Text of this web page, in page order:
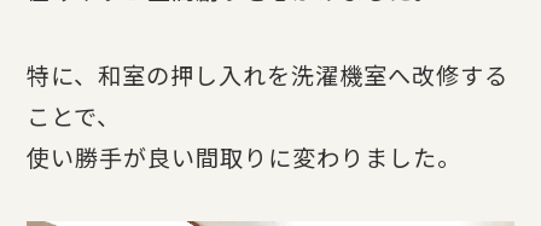
特に、和室の押し入れを洗濯機室へ改修する
ことで、
使い勝手が良い間取りに変わりました。